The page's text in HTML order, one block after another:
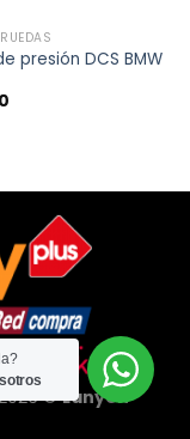
presión DCS BMW
©Lanyon